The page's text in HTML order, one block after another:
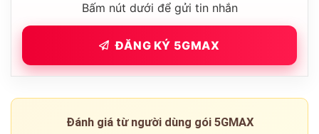
Bấm nút dưới để gửi tin nhắn
ĐĂNG KÝ 5GMAX
Đánh giá từ người dùng gói 5GMAX